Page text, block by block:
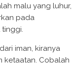
malu yang luhur,
pada
iman, kiranya
ketaatan. Cobalah